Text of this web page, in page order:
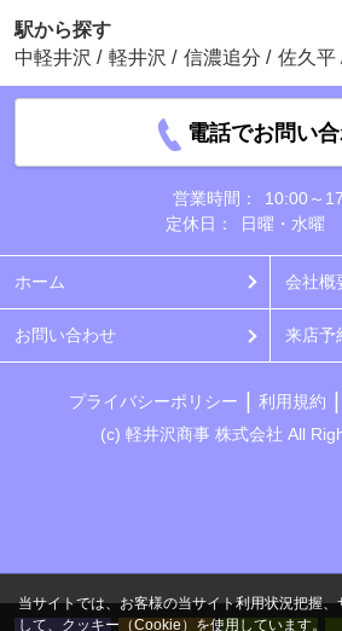
駅から探す
中軽井沢 / 軽井沢 / 信濃追分 / 佐久平
電話でお問い
営業時間：
10:00～
定休日：
日曜・水曜
ホーム 会社概
お問い合わせ 来店予
プライバシーポリシー 利用規約
(c) 軽井沢商事 株式会社 All
当サイトでは、お客様の当サイト利用状況把握
して、クッキー（Cookie）を使用しています。